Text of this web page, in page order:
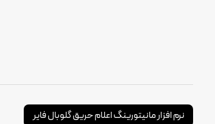
نرم افزار مانیتورینگ اعلام حریق گلوبال فایر